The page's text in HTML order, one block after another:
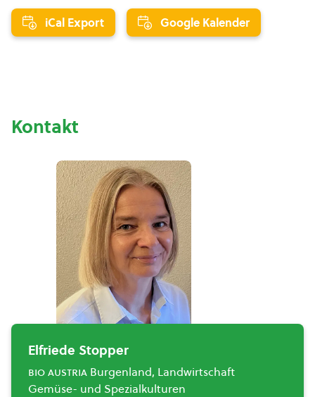
iCal Export Google Kalender
Kontakt
Elfriede Stopper
bio austria Burgenland, Landwirtschaft
Gemüse- und Spezialkulturen